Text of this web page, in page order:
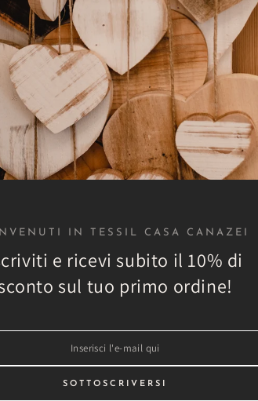
scegliere Tessil
disponibili
per ogni
o aziendale
Spedizioni
Tutti gli ordini sono
24h in modo che tu
più breve
IN TESSIL CASA CANAZEI
e ricevi subito il 10% di
sul tuo primo ordine!
SOTTOSCRIVERSI